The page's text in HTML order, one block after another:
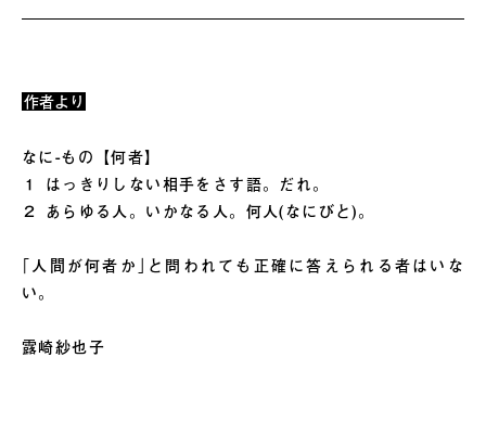
作者より
なに-もの【何者】
１ はっきりしない相手をさす語。だれ。
２ あらゆる人。いかなる人。何人(なにびと)。
｢人間が何者か｣と問われても正確に答えられる者はいな
い。
露崎紗也子